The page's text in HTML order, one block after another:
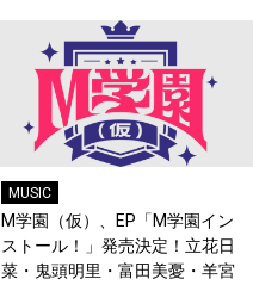
MUSIC
M学園（仮）、EP「M学園イン
ストール！」発売決定！立花日
菜・鬼頭明里・富田美憂・羊宮